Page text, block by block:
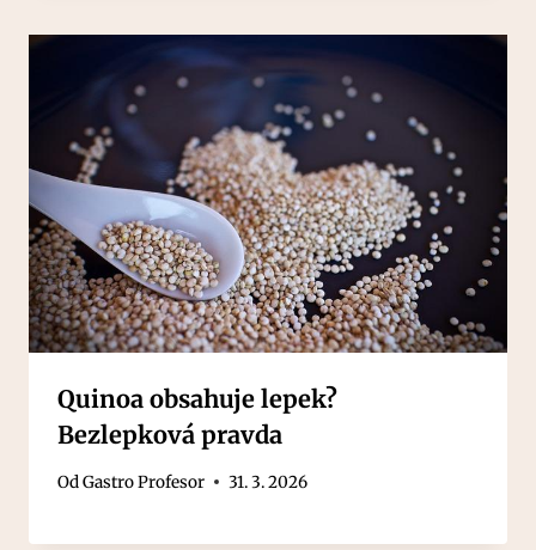
Quinoa obsahuje lepek?
Bezlepková pravda
OdGastro Profesor 31. 3. 2026